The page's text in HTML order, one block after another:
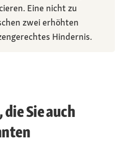
Eine nicht zu
zwei erhöhten
Hindernis.
Sie auch